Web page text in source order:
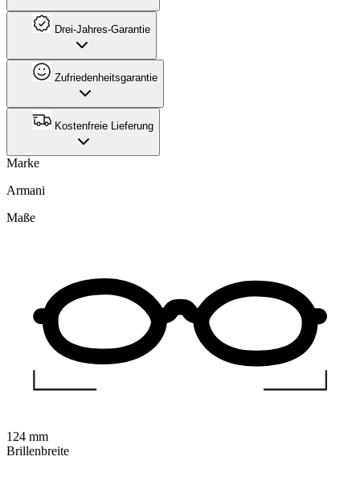
Drei-Jahres-Garantie
Zufriedenheitsgarantie
Kostenfreie Lieferung
Marke
Armani
Maße
124 mm
Brillenbreite